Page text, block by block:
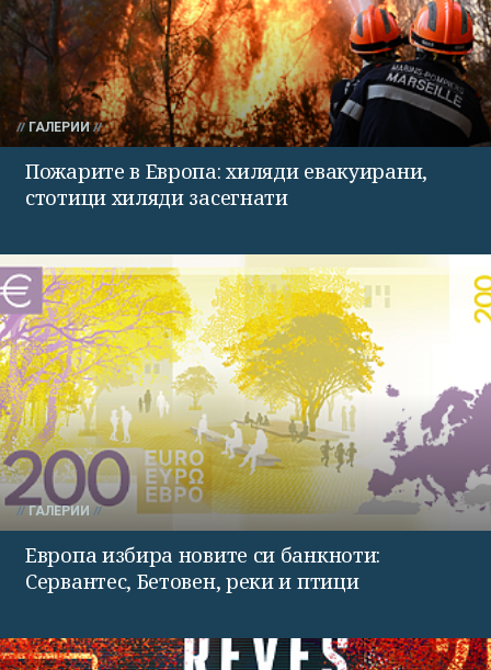
ГАЛЕРИИ
Пожарите в Европа: хиляди евакуирани,
стотици хиляди засегнати
ГАЛЕРИИ
Европа избира новите си банкноти:
Сервантес, Бетовен, реки и птици